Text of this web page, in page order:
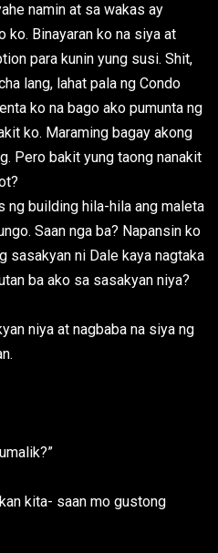
namin at sa wakas ay
ko. Binayaran ko na siya at
para kunin yung susi. Shit,
lang, lahat pala ng Condo
ko na bago ako pumunta ng
ko. Maraming bagay akong
Pero bakit yung taong nanakit
ng building hila-hila ang maleta
Saan nga ba? Napansin ko
sasakyan ni Dale kaya nagtaka
ba ako sa sasakyan niya?
niya at nagbaba na siya ng
kita- saan mo gustong